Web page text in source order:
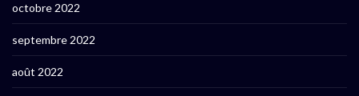
octobre 2022
septembre 2022
août 2022